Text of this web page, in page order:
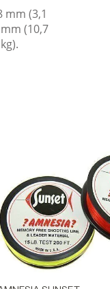
mm (3,1
(10,7